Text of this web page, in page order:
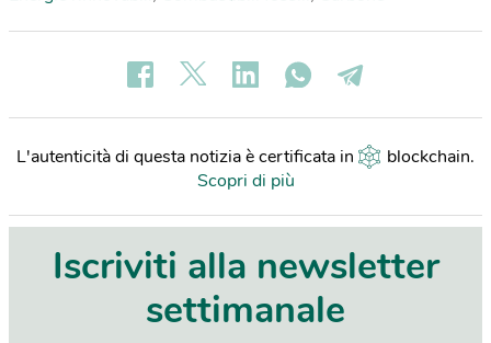
L'autenticità di questa notizia è certificata in blockchain.
Scopri di più
Iscriviti alla newsletter
settimanale